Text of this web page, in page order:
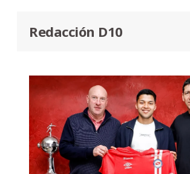
Redacción D10